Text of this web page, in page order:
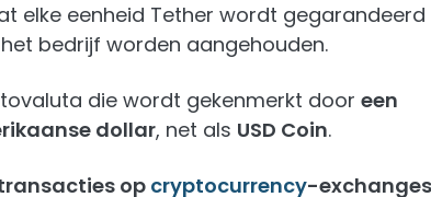
elke eenheid Tether wordt gegarandeerd
bedrijf worden aangehouden.
die wordt gekenmerkt door een
dollar, net als USD Coin.
op cryptocurrency-exchanges